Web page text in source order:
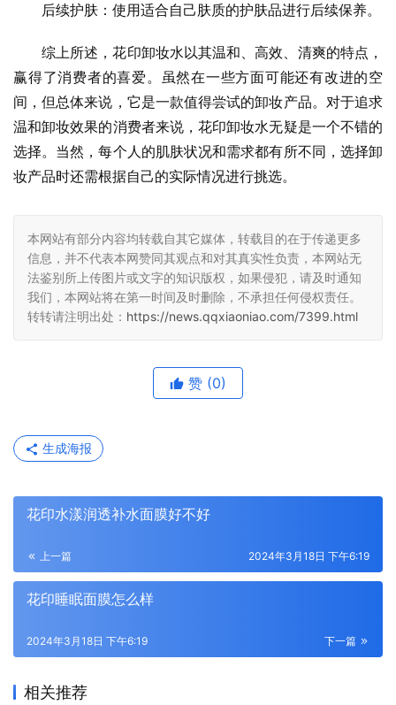
后续护肤：使用适合自己肤质的护肤品进行后续保养。
综上所述，花印卸妆水以其温和、高效、清爽的特点，
赢得了消费者的喜爱。虽然在一些方面可能还有改进的空
间，但总体来说，它是一款值得尝试的卸妆产品。对于追求
温和卸妆效果的消费者来说，花印卸妆水无疑是一个不错的
选择。当然，每个人的肌肤状况和需求都有所不同，选择卸
妆产品时还需根据自己的实际情况进行挑选。
本网站有部分内容均转载自其它媒体，转载目的在于传递更多
信息，并不代表本网赞同其观点和对其真实性负责，本网站无
法鉴别所上传图片或文字的知识版权，如果侵犯，请及时通知
我们，本网站将在第一时间及时删除，不承担任何侵权责任。
转转请注明出处： https://news.qqxiaoniao.com/7399.html
赞 (0)
生成海报
花印水漾润透补水面膜好不好
上一篇 2024年3月18日 下午6:19
花印睡眠面膜怎么样
下一篇
2024年3月18日 下午6:19
相关推荐